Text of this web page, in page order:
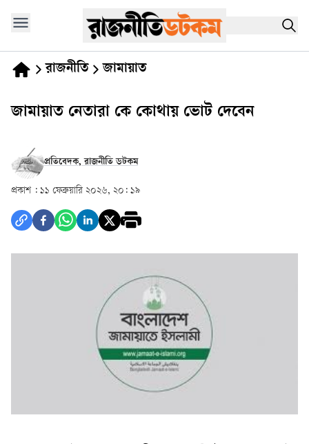
রাজনীতি জামায়াত
জামায়াত নেতারা কে কোথায় ভোট দেবেন
প্রতিবেদক, রাজনীতি ডটকম
প্রকাশ : ১১ ফেব্রুয়ারি ২০২৬, ২০: ১৯